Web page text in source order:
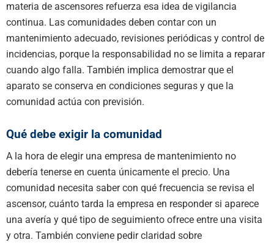
materia de ascensores refuerza esa idea de vigilancia
continua. Las comunidades deben contar con un
mantenimiento adecuado, revisiones periódicas y control de
incidencias, porque la responsabilidad no se limita a reparar
cuando algo falla. También implica demostrar que el
aparato se conserva en condiciones seguras y que la
comunidad actúa con previsión.
Qué debe exigir la comunidad
A la hora de elegir una empresa de mantenimiento no
debería tenerse en cuenta únicamente el precio. Una
comunidad necesita saber con qué frecuencia se revisa el
ascensor, cuánto tarda la empresa en responder si aparece
una avería y qué tipo de seguimiento ofrece entre una visita
y otra. También conviene pedir claridad sobre